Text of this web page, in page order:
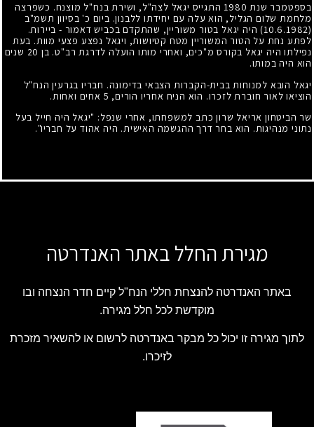
בספטמבר שנת 1980התגייס יגאל לצה"ל, ושירת בנח"ל מוצנח. כשפרצה
מלחמת שלום הגליל, הוא עלה עם יחידתו ללבנון. ביום כ' בסיוון תשמ"ב
(10.6.1982)
היה יגאל בטור משוריין, שהתקדם בכביש דאמור - ביירות.
לפתע נחת על הטור המשוריין מטח קטיושות, ויגאל נפצע פצעי מוות. בעת
נפילתו היה יגאל בקורס מ"כים, ואחרי מותו הועלה לדרגת רב"ט. בן 20 שנים
הוא היה במותו.
יגאל הובא למנוחות בבית-הקברות הצבאי בדימונה. חבריו בגרעין הנח"ל
הוציאו לאור חוברת לזכרו. הוא הניח אחריו הורים, 5 אחים ואחות.
שר הביטחון אריאל שרון כתב למשפחתו, אחרי שנפל: "יגאל היה חייל בעל
נתוני מנהיגות. הוא בחר דרך ההגשמה האישית. היה אהוד על חבריו".
מגירת החלל באתר האנדרטה
באתר האנדרטה להנצחת חללי הנח"ל קיים חדר הנצחה ובו
מוקדשת לכל חלל מגירה.
לתוך מגירה זו יכול כל מבקר באנדרטה לרשום או להשאיר מזכרת
לזיכרו.